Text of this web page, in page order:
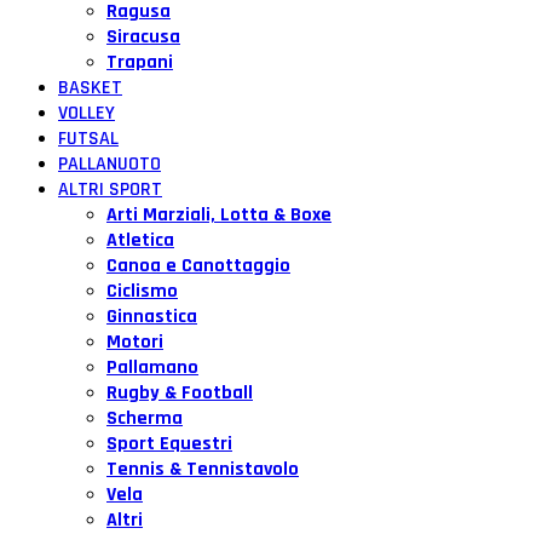
Ragusa
Siracusa
Trapani
BASKET
VOLLEY
FUTSAL
PALLANUOTO
ALTRI SPORT
Arti Marziali, Lotta & Boxe
Atletica
Canoa e Canottaggio
Ciclismo
Ginnastica
Motori
Pallamano
Rugby & Football
Scherma
Sport Equestri
Tennis & Tennistavolo
Vela
Altri